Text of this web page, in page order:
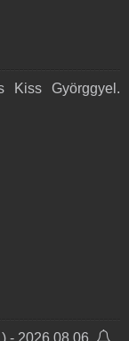
Kiss Györggyel.
- 2026.08.06.